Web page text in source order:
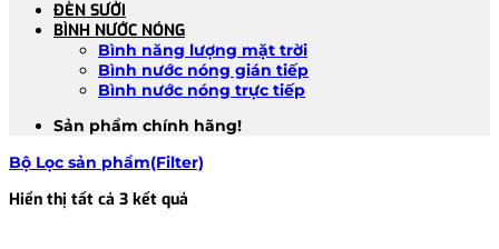
ĐÈN SƯỞI
BÌNH NƯỚC NÓNG
Bình năng lượng mặt trời
Bình nước nóng gián tiếp
Bình nước nóng trực tiếp
Sản phẩm chính hãng!
Bộ Lọc sản phẩm(Filter)
Hiển thị tất cả 3 kết quả